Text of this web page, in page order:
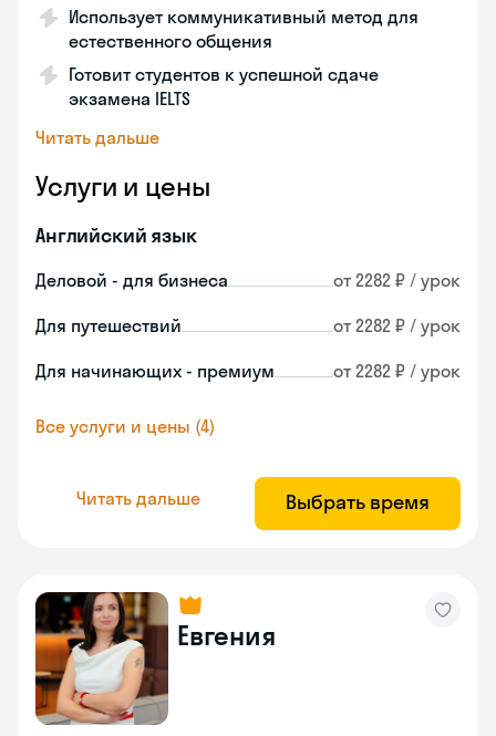
Использует коммуникативный метод для
естественного общения
Готовит студентов к успешной сдаче
экзамена IELTS
Читать дальше
Услуги и цены
Английский язык
Деловой - для бизнеса от 2282 ₽ / урок
Для путешествий от 2282 ₽ / урок
Для начинающих - премиум от 2282 ₽ / урок
Все услуги и цены (4)
Читать дальше Выбрать время
Евгения